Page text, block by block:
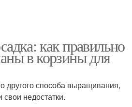
как правильно
в корзины для
другого способа выращивания,
недостатки.